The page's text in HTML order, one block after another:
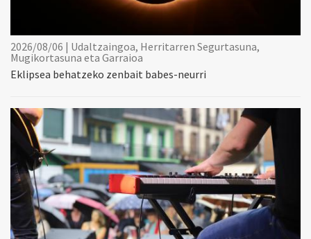
2026/08/06 | Udaltzaingoa, Herritarren Segurtasuna,
Mugikortasuna eta Garraioa
Eklipsea behatzeko zenbait babes-neurri